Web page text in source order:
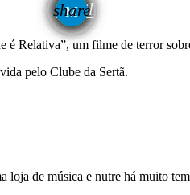
share
email
é Relativa”, um filme de terror
pelo Clube da Sertã.
loja de música e nutre há muito